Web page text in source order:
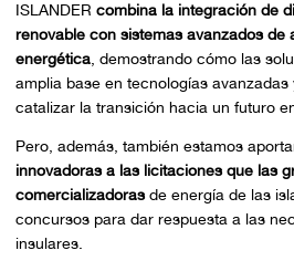
ISLANDER combina la integración de
renovable con sistemas avanzados de
energética, demostrando cómo las
amplia base en tecnologías
catalizar la transición hacia un futuro
Pero, además, también estamos
innovadoras a las licitaciones que las
comercializadorasde energía de las
concursos para dar respuesta a las
insulares.